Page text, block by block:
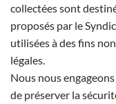
collectées sont
proposés par le
utilisées à des fins
légales.
Nous nous
de préserver la